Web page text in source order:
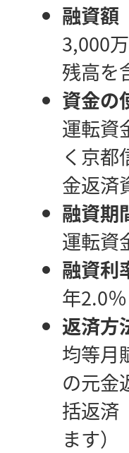
融資額
3,000
残高を
資金の
運転資
く京都
金返済
融資期
運転資
融資利
年2.0％
返済方
均等月
の元金
括返済
ます）